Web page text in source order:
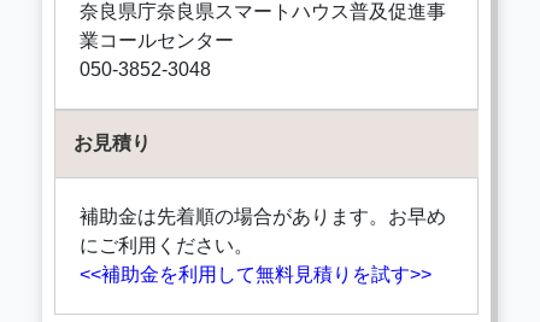
奈良県庁奈良県スマートハウス普及促進事
業コールセンター
050-3852-3048
お見積り
補助金は先着順の場合があります。お早め
にご利用ください。
<<補助金を利用して無料見積りを試す>>